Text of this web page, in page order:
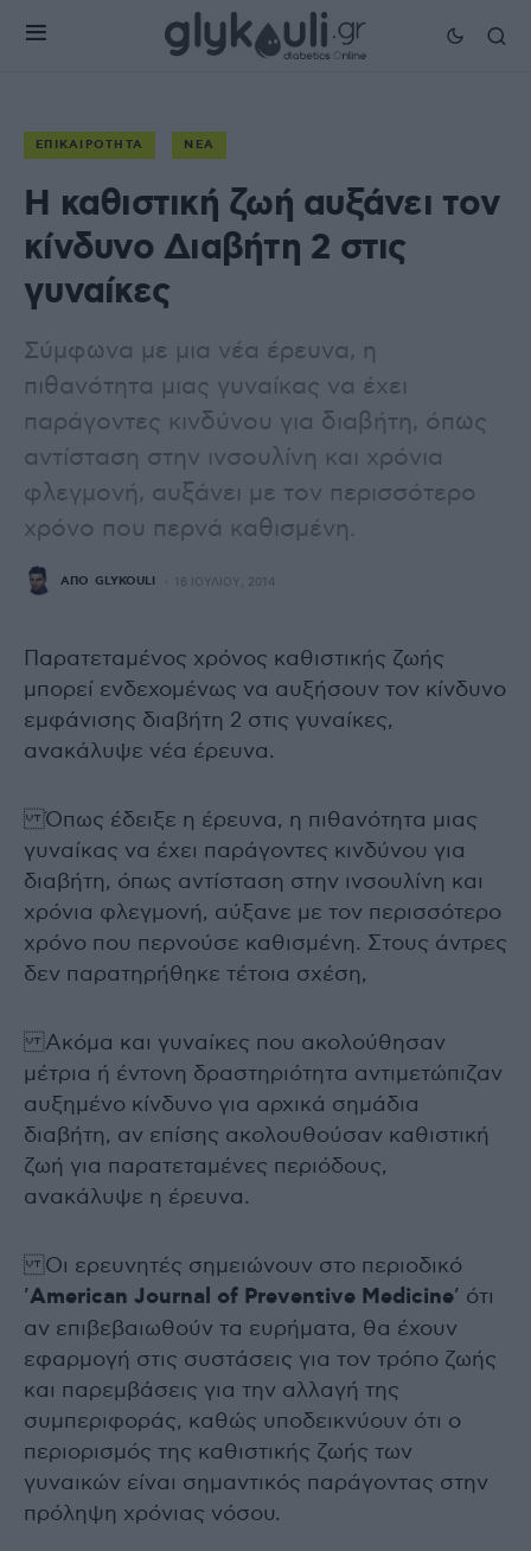
ΕΠΙΚΑΙΡΌΤΗΤΑ ΝΈΑ
Η καθιστική ζωή αυξάνει τον
κίνδυνο Διαβήτη 2 στις
γυναίκες
Σύμφωνα με μια νέα έρευνα, η
πιθανότητα μιας γυναίκας να έχει
παράγοντες κινδύνου για διαβήτη, όπως
αντίσταση στην ινσουλίνη και χρόνια
φλεγμονή, αυξάνει με τον περισσότερο
χρόνο που περνά καθισμένη.
ΑΠΌ GLYKOULI 16 ΙΟΥΛΊΟΥ, 2014
Παρατεταμένος χρόνος καθιστικής ζωής
μπορεί ενδεχομένως να αυξήσουν τον κίνδυνο
εμφάνισης διαβήτη 2 στις γυναίκες,
ανακάλυψε νέα έρευνα.
Όπως έδειξε η έρευνα, η πιθανότητα μιας
γυναίκας να έχει παράγοντες κινδύνου για
διαβήτη, όπως αντίσταση στην ινσουλίνη και
χρόνια φλεγμονή, αύξανε με τον περισσότερο
χρόνο που περνούσε καθισμένη. Στους άντρες
δεν παρατηρήθηκε τέτοια σχέση,
Ακόμα και γυναίκες που ακολούθησαν
μέτρια ή έντονη δραστηριότητα αντιμετώπιζαν
αυξημένο κίνδυνο για αρχικά σημάδια
διαβήτη, αν επίσης ακολουθούσαν καθιστική
ζωή για παρατεταμένες περιόδους,
ανακάλυψε η έρευνα.
Οι ερευνητές σημειώνουν στο περιοδικό
’American Journal of Preventive Medicine’ ότι
αν επιβεβαιωθούν τα ευρήματα, θα έχουν
εφαρμογή στις συστάσεις για τον τρόπο ζωής
και παρεμβάσεις για την αλλαγή της
συμπεριφοράς, καθώς υποδεικνύουν ότι ο
περιορισμός της καθιστικής ζωής των
γυναικών είναι σημαντικός παράγοντας στην
πρόληψη χρόνιας νόσου.